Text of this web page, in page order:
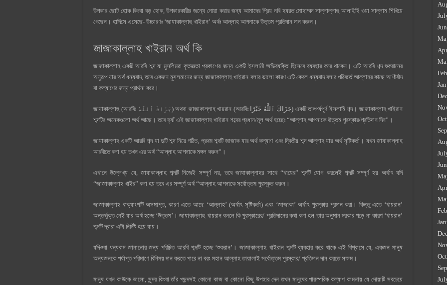
উপকার ছোট হোক কিংবা বড় হোক, উপকারকারীর জন্যে দোয়া করার জন্য আমাদের প্রিয় নবি হযরত মোহাম্মদ সাল্লাল্লাহু আলাইহি ওয়া সাল্লাম শিখিয়ে
গেছেন। হাদিসে এসেছে- উচ্চারণঃ ‘জাযাকাল্লাহু খাইরান’ অর্থঃ আল্লাহ আপনাকে উত্তম প্রতিদান দান করুন।
জাজাকাল্লাহ খাইরান অর্থ কি
জাজাকাল্লাহ একটি আরবি শব্দ যা মুসলিমরা কৃতজ্ঞতা প্রকাশের জন্য একটি ইসলামী অভিব্যক্তি হিসেবে ব্যবহার করে থাকেন। এটি আরবি শব্দ শুকরানের
অনুরূপ যার অর্থ ধন্যবাদ, তবে একজন মুসলমানের জন্য জাজাকাল্লাহ খাইরান বলার ভালো কারণ এটি কেবল ধন্যবাদ বলার পরিবর্তে আল্লাহর কাছে আশীর্বাদ
বা কল্যাণের জন্য প্রার্থনা করে।
জাযাকাল্লাহু (আরবিঃ جَزَاكَ ٱللَّٰهُ) অথবা জাজাকাল্লাহ খায়রান (আরবিঃ جَزَاكَ ٱللَّٰهُ خَيْرًا) একটি তাৎপর্যপূর্ণ ইসলামি শব্দ। জাজাকাল্লাহ খাইরান
শব্দটির অনেকগুলো অর্থ আছে। তবে হ্যাঁ এই জাজাকাল্লাহ খাইরান শব্দের প্রধান/মূল অর্থ হচ্ছেঃ “আল্লাহ আপনাকে উত্তম পুরস্কার/প্রতিদান দিন”।
জাযাকাল্লাহ একটি আরবি শব্দ যা দুটি শব্দ নিয়ে গঠিত, প্রথম শব্দটি জাজাক যার অর্থ কল্যাণ এবং দ্বিতীয় শব্দ আল্লাহ যার অর্থ সৃষ্টিকর্তা। যখন জাযাকাল্লাহ
আরবীতে বলা হয় তখন এর অর্থ “আল্লাহ আপনাকে মঙ্গল করুন”।
এখানে উল্লেখ্য যে, জাযাকাল্লাহ শব্দটি নিজেই সম্পূর্ণ নয়, তবে জাযাকাল্লাহর সাথে “খায়ের” শব্দটি যোগ করলেই শব্দটি সম্পূর্ণ হয় অর্থাৎ যদি
“জাজাকাল্লাহ খাইর” বলা হয় তবে এর সম্পূর্ণ অর্থ “আল্লাহ আপনাকে সর্বোত্তম পুরস্কৃত করুন।
জাজাকাল্লাহ বাক্যাংশটি অসমাপ্ত, কারণ এতে আছে ‘আল্লাহ’ (অর্থাৎ সৃষ্টিকর্তা) এবং ‘জাজাকা’ অর্থাৎ পুরস্কার প্রদান করা। কিন্তু এতে ‘খায়রান’
অন্তর্ভুক্ত নেই যার অর্থ হচ্ছে ‘উত্তম’। জাযাকাল্লাহু খায়রান বললে কি পুরস্কারের/ প্রতিদানের কথা বলা হল তার অনুমান দরকার পড়ে না কারণ ‘খায়রান’
শব্দটি দ্বারা এটা নির্দিষ্ট হয়ে যায়।
যদিওবা ধন্যবাদ জানানোর জন্য পরিচিত আরবি শব্দটি হচ্ছে ‘শুকরান’। জাজাকাল্লাহ খাইরান শব্দটি ব্যবহার করে থাকে এই বিশ্বাসে যে, একজন মানুষ
অন্যজনকে পর্যাপ্ত পরিমাণে বিনিময় দান করতে পারে না বরং মহান আল্লাহ তায়ালাই সর্বোত্তম পুরস্কার/ প্রতিদান দান করতে সক্ষম।
মানুষ যখন কাউকে ভালো, সুন্দর কিংবা তাঁর পছন্দসই কোনো কাজ বা কোনো কিছু উপহার দেন তখন মানুষের পারস্পরিক কল্যাণ কামনায় যে দোয়াটি সবচেয়ে